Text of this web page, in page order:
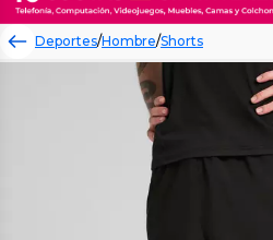
Deportes/Hombre/Shorts